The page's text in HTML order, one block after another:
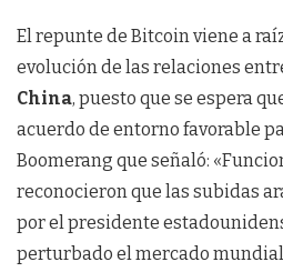
El repunte de Bitcoin viene a
evolución de las relaciones
China, puesto que se espera
acuerdo de entorno favorable
Boomerang que señaló:
reconocieron que las subidas
por el presidente
perturbado el mercado